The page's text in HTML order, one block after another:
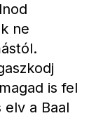
ne
is fel
a Baal